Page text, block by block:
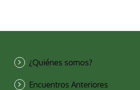
¿Quiénes somos?
Encuentros Anteriores